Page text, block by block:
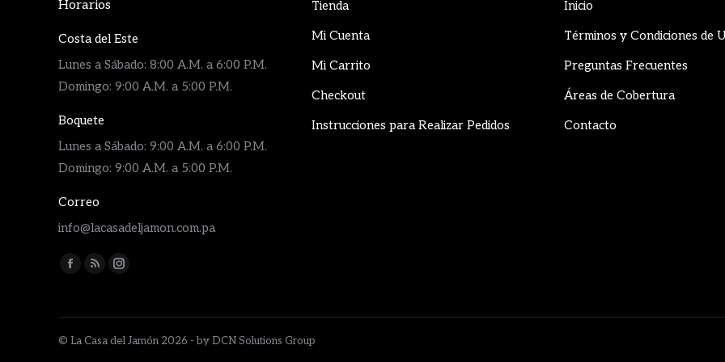
Horarios
Costa del Este
Lunes a Sábado: 8:00 A.M. a 6:00 P.M.
Domingo: 9:00 A.M. a 5:00 P.M.
Boquete
Lunes a Sábado: 9:00 A.M. a 6:00 P.M.
Domingo: 9:00 A.M. a 5:00 P.M.
Correo
info@lacasadeljamon.com.pa
Encuéntranos en:
Facebook
opens
in
Rss
opens
in
Instagram
opens
in
Tienda
Mi Cuenta
Mi Carrito
Checkout
Instrucciones para Realizar Pedidos
Inicio
Términos y Condiciones de
Preguntas Frecuentes
Áreas de Cobertura
Contacto
© La Casa del Jamón 2026 - by DCN Solutions Group